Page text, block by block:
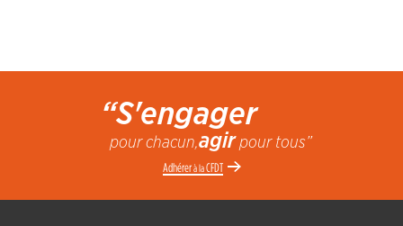
“S'engager
pour chacun,agirpour tous”
Adhérerà laCFDT